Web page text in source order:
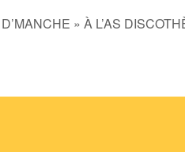
» À L’AS